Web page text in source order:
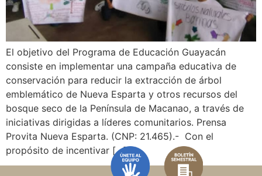
El objetivo del Programa de Educación Guayacán
consiste en implementar una campaña educativa de
conservación para reducir la extracción de árbol
emblemático de Nueva Esparta y otros recursos del
bosque seco de la Península de Macanao, a través de
iniciativas dirigidas a líderes comunitarios. Prensa
Provita Nueva Esparta. (CNP: 21.465).- Con el
propósito de incentivar […]